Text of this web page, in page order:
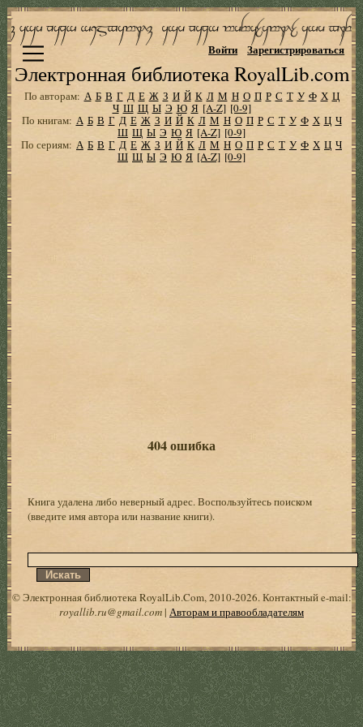
Электронная библиотека RoyalLib.com
Войти Зарегистрироваться
По авторам: А Б В Г Д Е Ж З И Й К Л М Н О П Р С Т У Ф Х Ц
Ч Ш Щ Ы Э Ю Я [A-Z] [0-9]
По книгам: А Б В Г Д Е Ж З И Й К Л М Н О П Р С Т У Ф Х Ц Ч
Ш Щ Ы Э Ю Я [A-Z] [0-9]
По сериям: А Б В Г Д Е Ж З И Й К Л М Н О П Р С Т У Ф Х Ц Ч
Ш Щ Ы Э Ю Я [A-Z] [0-9]
404 ошибка
Книга удалена либо неверный адрес. Воспользуйтесь поиском
(введите имя автора или название книги).
© Электронная библиотека RoyalLib.Com, 2010-2026. Контактный e-mail:
royallib.ru@gmail.com| Авторам и правообладателям